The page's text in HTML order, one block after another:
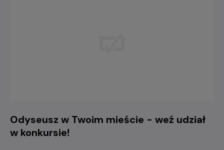
Odyseusz w Twoim mieście - weź udział
w konkursie!